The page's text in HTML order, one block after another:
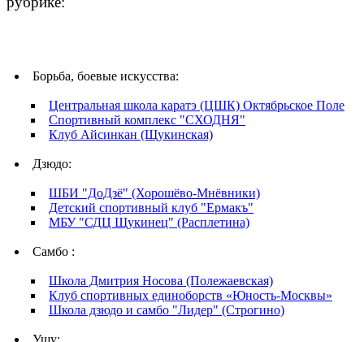
Борьба, боевые искусства:
Центральная школа каратэ (ЦШК) Октябрьское Поле
Спортивный комплекс "СХОДНЯ"
Клуб Айсинкан (Щукинская)
Дзюдо:
ШБИ "ДоДзё" (Хорошёво-Мнёвники)
Детский спортивный клуб "Ермакъ"
МБУ "СДЦ Щукинец" (Расплетина)
Самбо :
Школа Дмитрия Носова (Полежаевская)
Клуб спортивных единоборств «Юность-Москвы»
Школа дзюдо и самбо "Лидер" (Строгино)